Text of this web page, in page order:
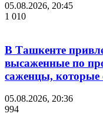
05.08.2026, 20:45
1 010
В Ташкенте
высаженные по
саженцы, которые
05.08.2026, 20:36
994